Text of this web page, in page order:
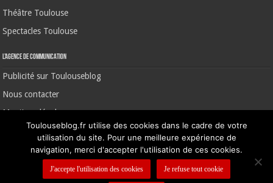
Théâtre Toulouse
Spectacles Toulouse
L’agence de communication
Publicité sur Toulouseblog
Nous contacter
Mentions légales
©2006-2026 Toulouse Blog | CNIL N° 1391640
Toulouseblog.fr utilise des cookies dans le cadre de votre
utilisation du site. Pour une meilleure expérience de
navigation, merci d'accepter l'utilisation de ces cookies.
J'accepte l'utilisation des cookies Je refuse tout cookie